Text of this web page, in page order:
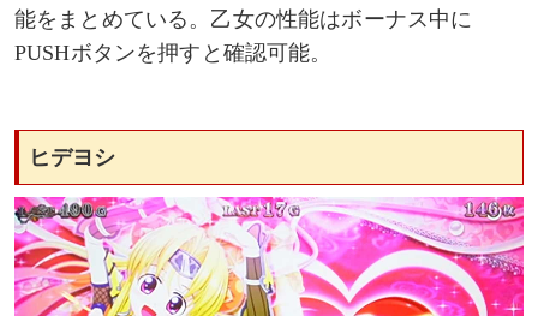
能をまとめている。乙女の性能はボーナス中に
PUSHボタンを押すと確認可能。
ヒデヨシ